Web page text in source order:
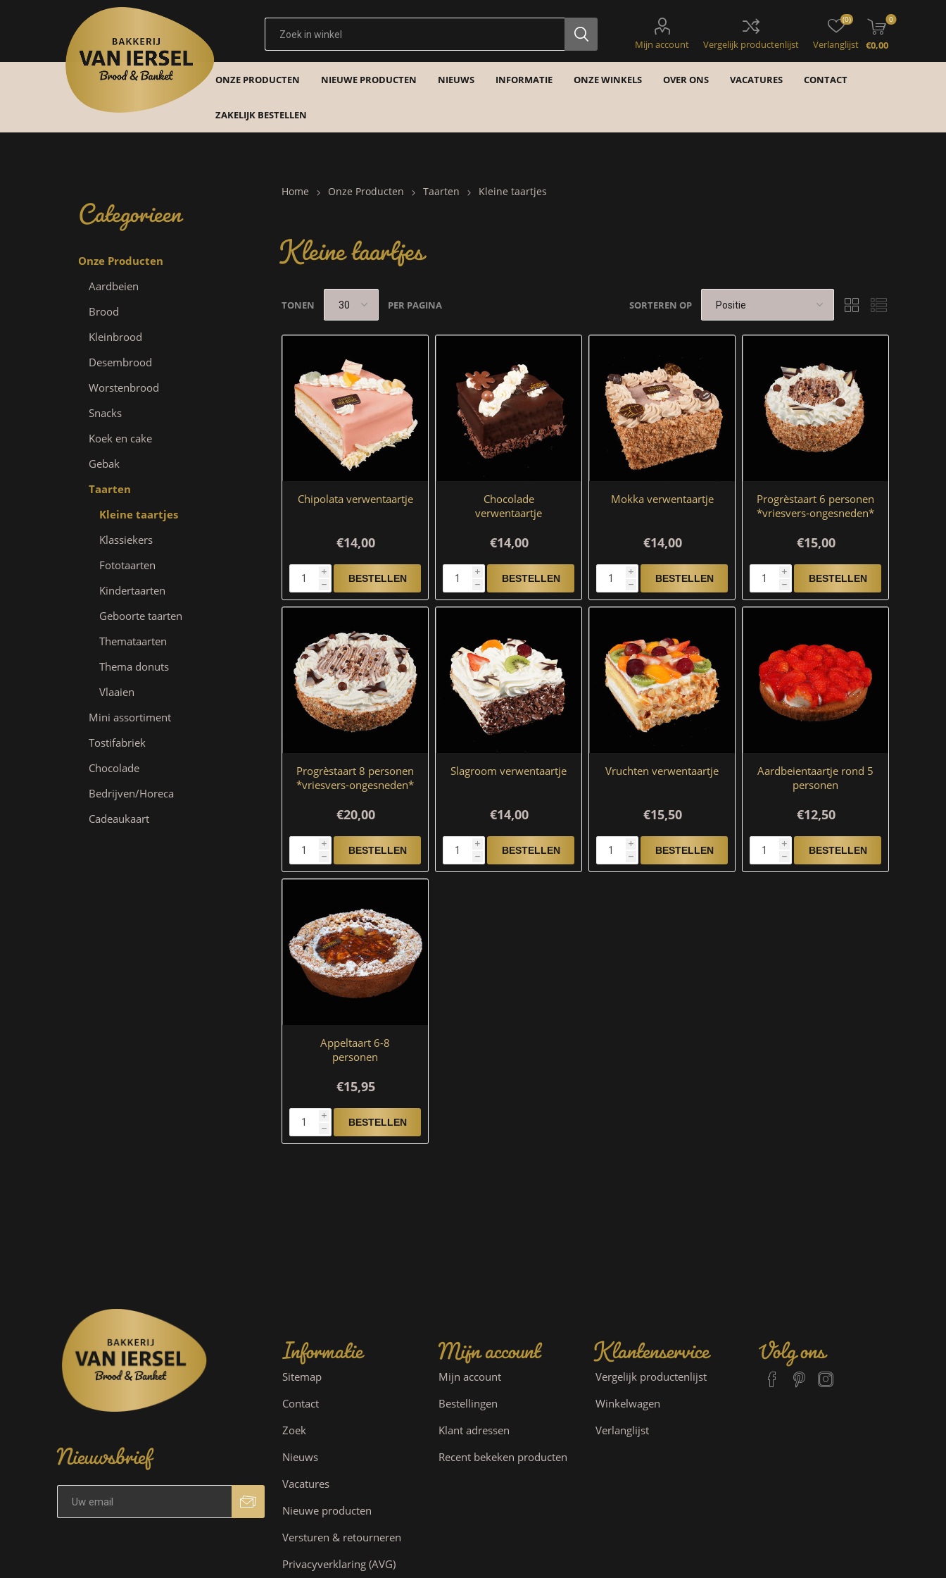
Mijn account Vergelijk productenlijst Verlanglijst
(0) 0
€0,00
ONZE PRODUCTEN NIEUWE PRODUCTEN NIEUWS INFORMATIE ONZE WINKELS OVER ONS VACATURES CONTACT
ZAKELIJK BESTELLEN
Home Onze Producten Taarten Kleine taartjes
Kleine taartjes
SORTEREN OP
TONEN PER PAGINA
Chipolata verwentaartje
€14,00
i
h
Chocolade
verwentaartje
€14,00
i
h
Mokka verwentaartje
€14,00
i
h
Progrèstaart 6 personen
*vriesvers-ongesneden*
€15,00
i
h
Progrèstaart 8 personen
*vriesvers-ongesneden*
€20,00
i
h
Slagroom verwentaartje
€14,00
i
h
Vruchten verwentaartje
€15,50
i
h
Aardbeientaartje rond 5
personen
€12,50
i
h
Appeltaart 6-8
personen
€15,95
i
h
Categorieen
Onze Producten
Aardbeien
Brood
Kleinbrood
Desembrood
Worstenbrood
Snacks
Koek en cake
Gebak
Taarten
Kleine taartjes
Klassiekers
Fototaarten
Kindertaarten
Geboorte taarten
Themataarten
Thema donuts
Vlaaien
Mini assortiment
Tostifabriek
Chocolade
Bedrijven/Horeca
Cadeaukaart
Nieuwsbrief
Informatie
Sitemap
Contact
Zoek
Nieuws
Vacatures
Nieuwe producten
Versturen & retourneren
Privacyverklaring (AVG)
Mijn account
Mijn account
Bestellingen
Klant adressen
Recent bekeken producten
Klantenservice
Vergelijk productenlijst
Winkelwagen
Verlanglijst
Volg ons